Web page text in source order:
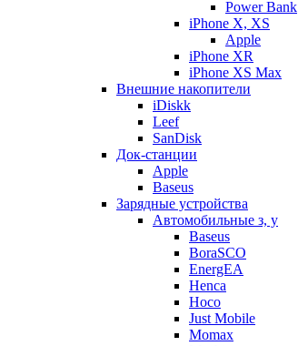
Power Bank
iPhone X, XS
Apple
iPhone XR
iPhone XS Max
Внешние накопители
iDiskk
Leef
SanDisk
Док-станции
Apple
Baseus
Зарядные устройства
Автомобильные з, у
Baseus
BoraSCO
EnergEA
Henca
Hoco
Just Mobile
Momax